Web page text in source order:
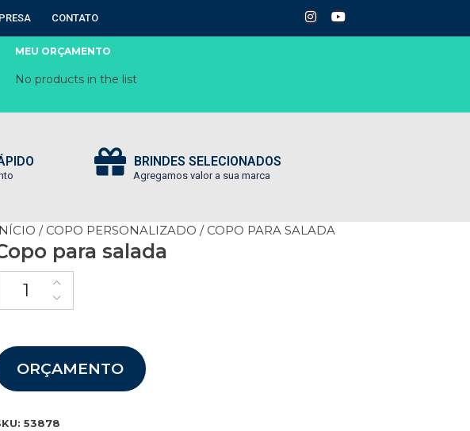
CONTATO
MEU ORÇAMENTO
No products in the list
BRINDES SELECIONADOS
Agregamos valor a sua marca
/ COPO PERSONALIZADO / COPO PARA SALADA
para salada
ORÇAMENTO
53878